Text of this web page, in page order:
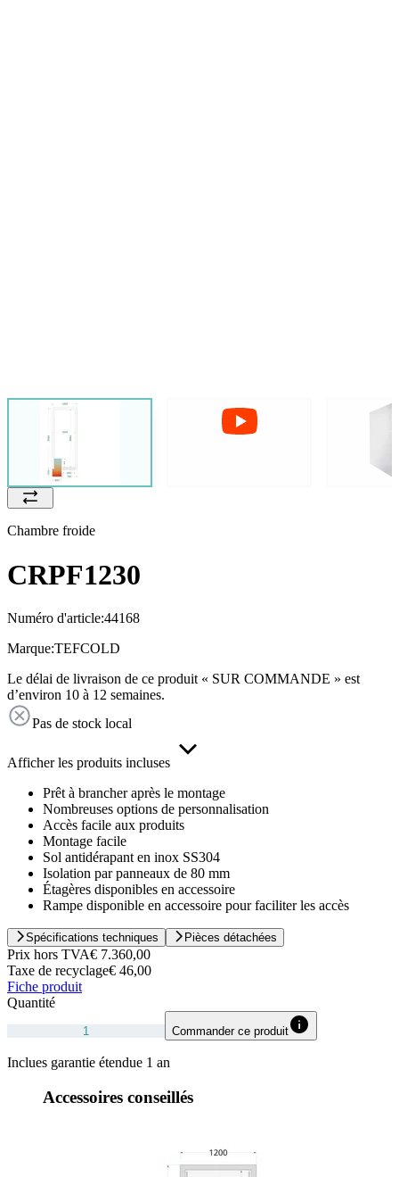
Chambre froide
CRPF1230
Numéro d'article:44168
Marque:TEFCOLD
Le délai de livraison de ce produit « SUR COMMANDE » est
d’environ 10 à 12 semaines.
Pas de stock local
Afficher les produits incluses
Prêt à brancher après le montage
Nombreuses options de personnalisation
Accès facile aux produits
Montage facile
Sol antidérapant en inox SS304
Isolation par panneaux de 80 mm
Étagères disponibles en accessoire
Rampe disponible en accessoire pour faciliter les accès
Spécifications techniques Pièces détachées
Prix hors TVA€ 7.360,00
Taxe de recyclage€ 46,00
Fiche produit
Quantité
Commander ce produit
Inclues garantie étendue 1 an
Accessoires conseillés